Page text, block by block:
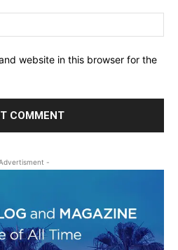
website in this browser for the
-